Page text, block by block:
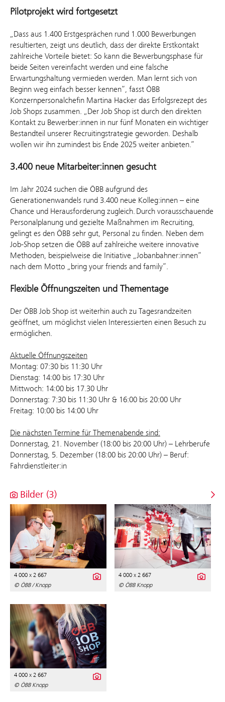
Pilotprojekt wird fortgesetzt
„Dass aus 1.400 Erstgesprächen rund 1.000 Bewerbungen
resultierten, zeigt uns deutlich, dass der direkte Erstkontakt
zahlreiche Vorteile bietet: So kann die Bewerbungsphase für
beide Seiten vereinfacht werden und eine falsche
Erwartungshaltung vermieden werden. Man lernt sich von
Beginn weg einfach besser kennen“, fasst ÖBB
Konzernpersonalchefin Martina Hacker das Erfolgsrezept des
Job Shops zusammen. „Der Job Shop ist durch den direkten
Kontakt zu Bewerber:innen in nur fünf Monaten ein wichtiger
Bestandteil unserer Recruitingstrategie geworden. Deshalb
wollen wir ihn zumindest bis Ende 2025 weiter anbieten.“
3.400 neue Mitarbeiter:innen gesucht
Im Jahr 2024 suchen die ÖBB aufgrund des
Generationenwandels rund 3.400 neue Kolleg:innen – eine
Chance und Herausforderung zugleich. Durch vorausschauende
Personalplanung und gezielte Maßnahmen im Recruiting,
gelingt es den ÖBB sehr gut, Personal zu finden. Neben dem
Job-Shop setzen die ÖBB auf zahlreiche weitere innovative
Methoden, beispielweise die Initiative „Jobanbahner:innen“
nach dem Motto „bring your friends and family“.
Flexible Öffnungszeiten und Thementage
Der ÖBB Job Shop ist weiterhin auch zu Tagesrandzeiten
geöffnet, um möglichst vielen Interessierten einen Besuch zu
ermöglichen.
Aktuelle Öffnungszeiten
Montag: 07:30 bis 11:30 Uhr
Dienstag: 14:00 bis 17:30 Uhr
Mittwoch: 14:00 bis 17.30 Uhr
Donnerstag: 7:30 bis 11:30 Uhr & 16:00 bis 20:00 Uhr
Freitag: 10:00 bis 14:00 Uhr
Die nächsten Termine für Themenabende sind:
Donnerstag, 21. November (18:00 bis 20:00 Uhr) – Lehrberufe
Donnerstag, 5. Dezember (18:00 bis 20:00 Uhr) – Beruf:
Fahrdienstleiter:in
Bilder (3)
4 000 x 2 667
© ÖBB / Knopp
4 000 x 2 667
© ÖBB Knopp
4 000 x 2 667
© ÖBB Knopp